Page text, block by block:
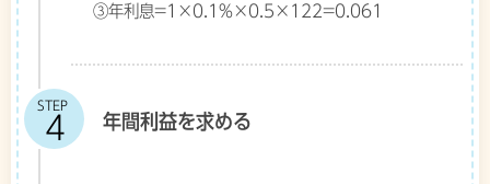
③年利息=1×0.1%×0.5×122=0.061
STEP
年間利益を求める